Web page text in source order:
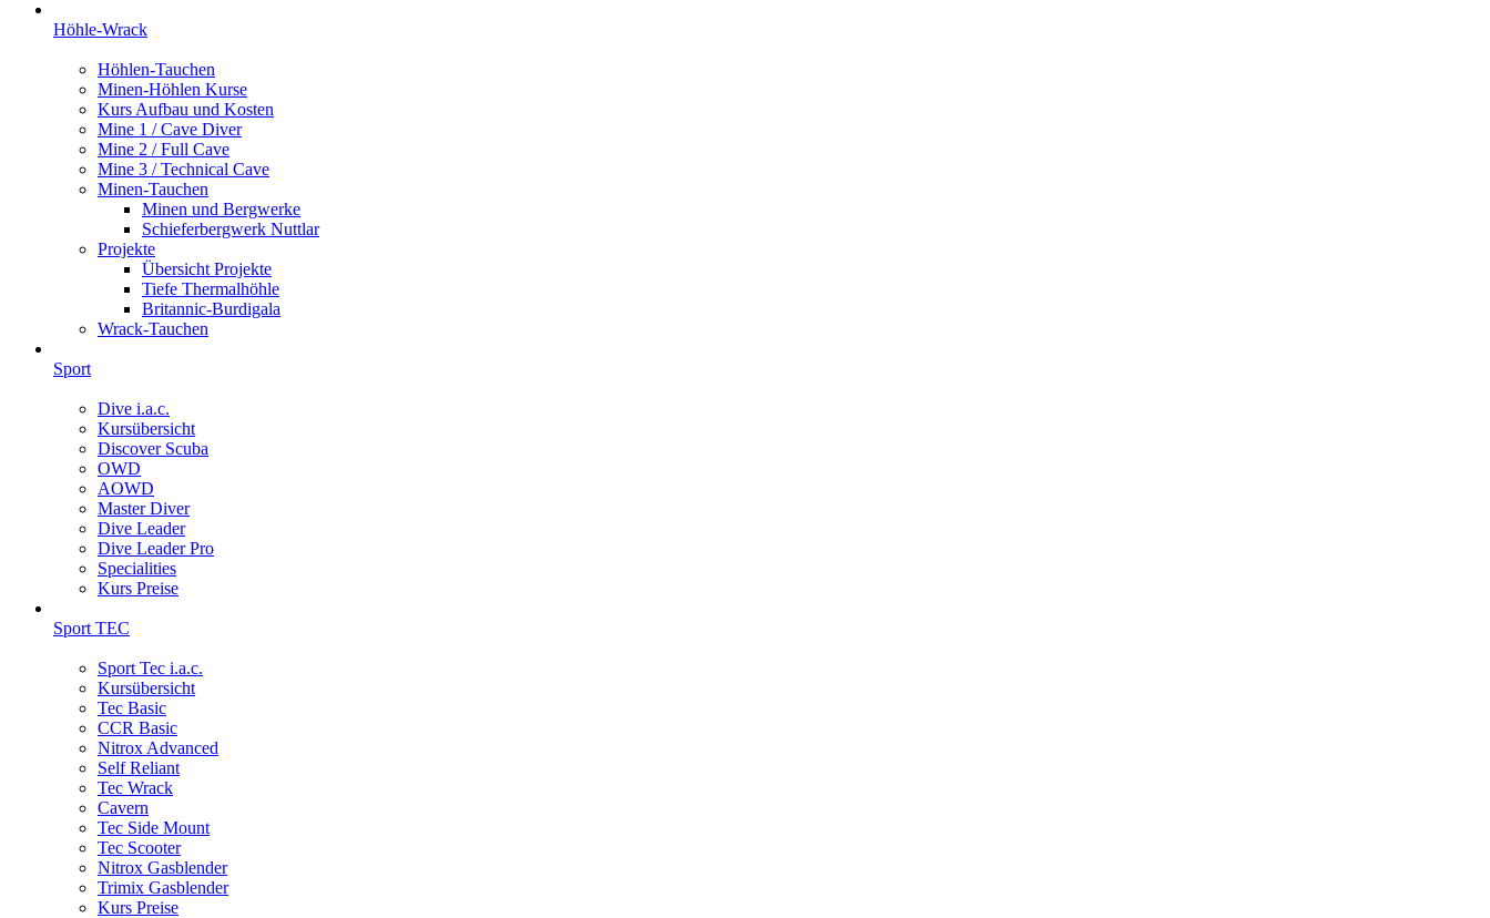
Höhle-Wrack
Höhlen-Tauchen
Minen-Höhlen Kurse
Kurs Aufbau und Kosten
Mine 1 / Cave Diver
Mine 2 / Full Cave
Mine 3 / Technical Cave
Minen-Tauchen
Minen und Bergwerke
Schieferbergwerk Nuttlar
Projekte
Übersicht Projekte
Tiefe Thermalhöhle
Britannic-Burdigala
Wrack-Tauchen
Sport
Dive i.a.c.
Kursübersicht
Discover Scuba
OWD
AOWD
Master Diver
Dive Leader
Dive Leader Pro
Specialities
Kurs Preise
Sport TEC
Sport Tec i.a.c.
Kursübersicht
Tec Basic
CCR Basic
Nitrox Advanced
Self Reliant
Tec Wrack
Cavern
Tec Side Mount
Tec Scooter
Nitrox Gasblender
Trimix Gasblender
Kurs Preise